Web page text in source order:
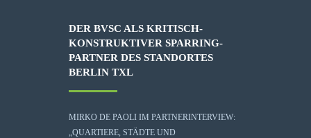
DER BVSC ALS KRITISCH-
KONSTRUKTIVER SPARRING-
PARTNER DES STANDORTES
BERLIN TXL
MIRKO DE PAOLI IM PARTNERINTERVIEW:
„QUARTIERE, STÄDTE UND